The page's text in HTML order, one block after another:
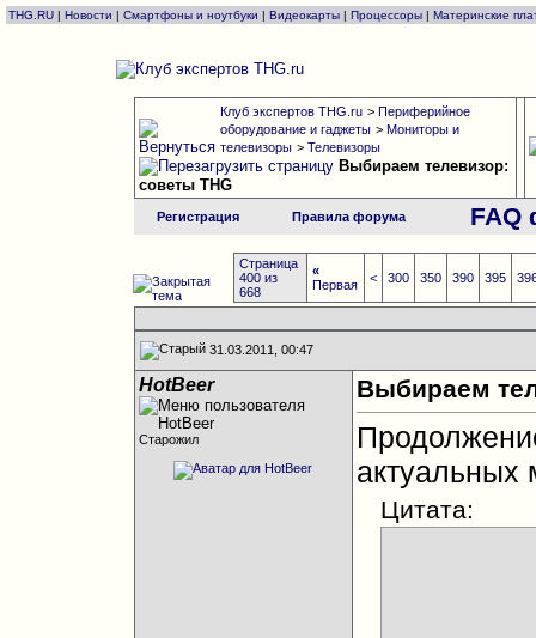
THG.RU | Новости | Смартфоны и ноутбуки | Видеокарты | Процессоры | Материнские
Клуб экспертов THG.ru > Периферийное
оборудование и гаджеты > Мониторы и
телевизоры > Телевизоры
Выбираем телевизор:
советы THG
Регистрация Правила форума FAQ
Страница
400 из
668
«
Первая
< 300 350 390 395
31.03.2011, 00:47
HotBeer
Старожил
Выбираем
актуальных
Цитата: